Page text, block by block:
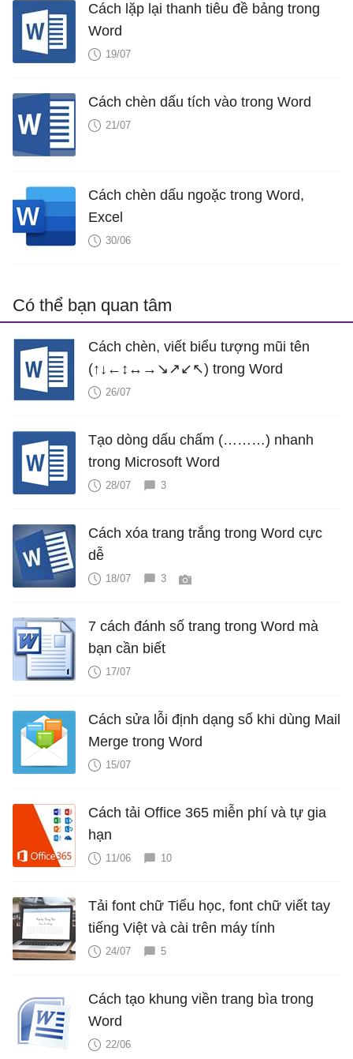
Cách lặp lại thanh tiêu đề bảng trong
Word
19/07
Cách chèn dấu tích vào trong Word
21/07
Cách chèn dấu ngoặc trong Word,
Excel
30/06
Có thể bạn quan tâm
Cách chèn, viết biểu tượng mũi tên
(↑↓←↕↔→↘↗↙↖) trong Word
26/07
Tạo dòng dấu chấm (………) nhanh
trong Microsoft Word
28/07 3
Cách xóa trang trắng trong Word cực
dễ
18/07 3
7 cách đánh số trang trong Word mà
bạn cần biết
17/07
Cách sửa lỗi định dạng số khi dùng Mail
Merge trong Word
15/07
Cách tải Office 365 miễn phí và tự gia
hạn
11/06 10
Tải font chữ Tiểu học, font chữ viết tay
tiếng Việt và cài trên máy tính
24/07 5
Cách tạo khung viền trang bìa trong
Word
22/06